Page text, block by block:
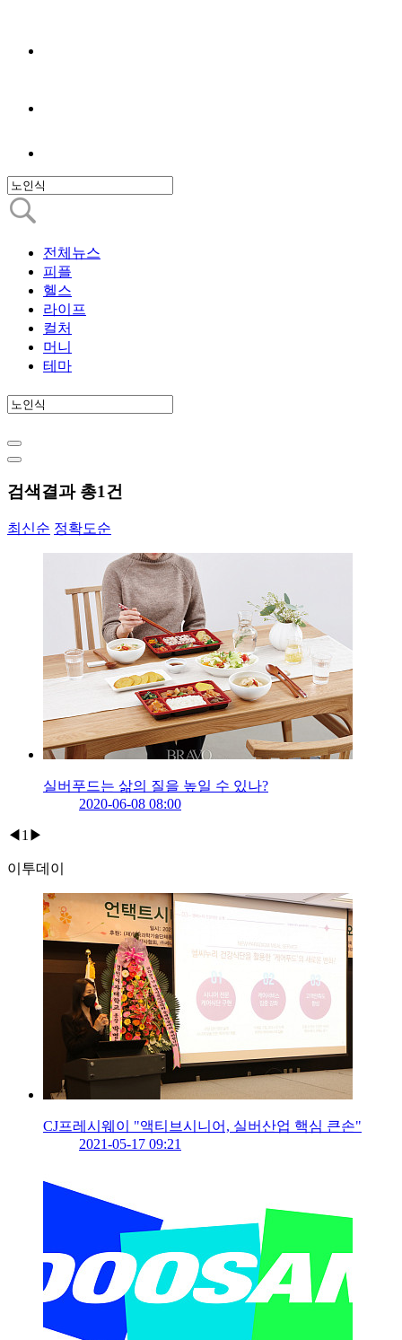
전체뉴스
피플
헬스
라이프
컬처
머니
테마
검색결과 총1건
최신순 정확도순
실버푸드는 삶의 질을 높일 수 있나?
2020-06-08 08:00
◀ 1 ▶
이투데이
CJ프레시웨이 "액티브시니어, 실버산업 핵심 큰손"
2021-05-17 09:21